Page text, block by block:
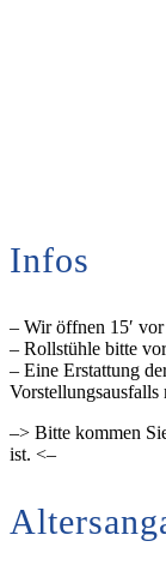
Infos
– Wir öffnen 15′
– Rollstühle bitte
– Eine Erstattung
Vorstellungsausfalls
–> Bitte kommen
ist. <–